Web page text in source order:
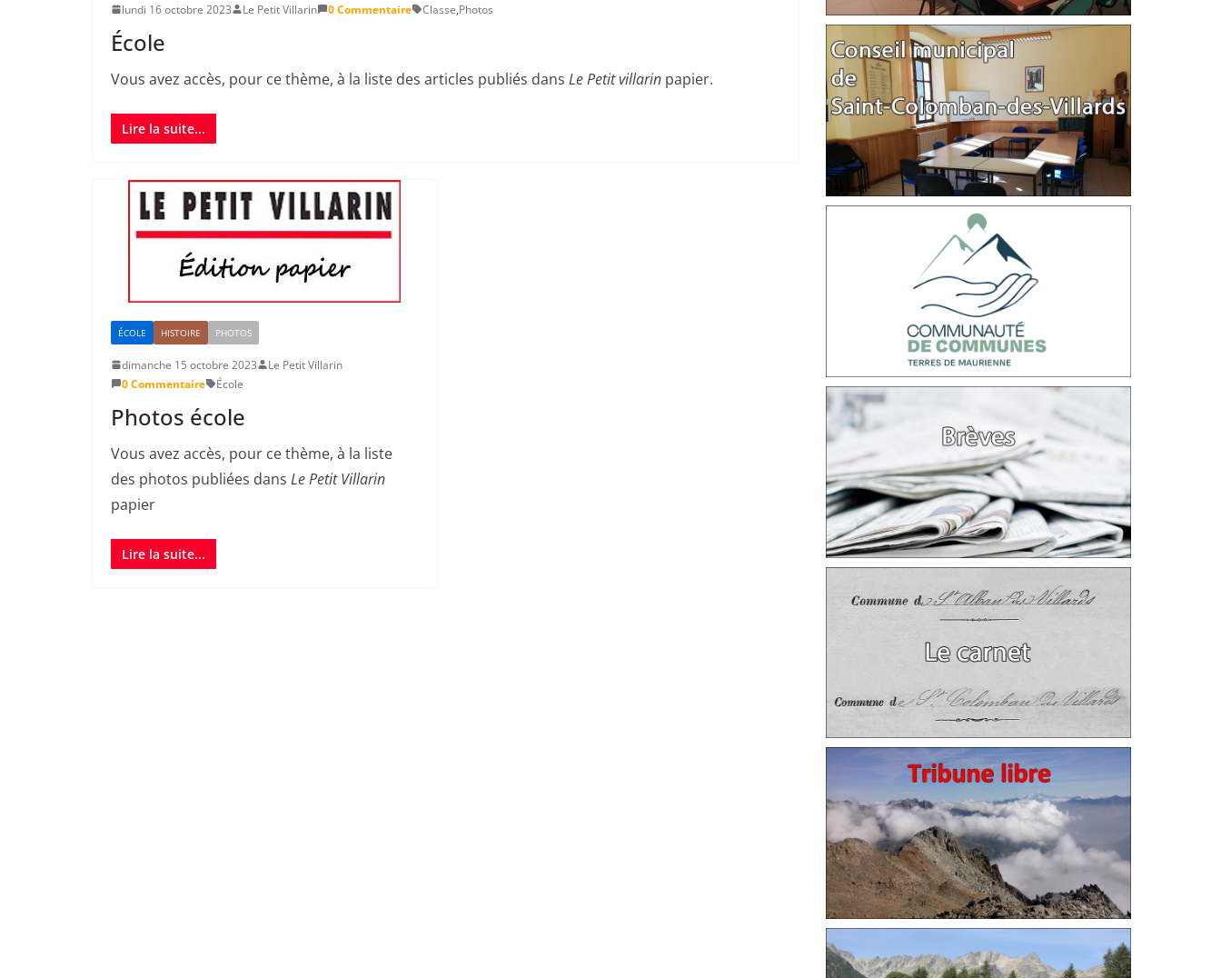
lundi 16 octobre 2023 Le Petit Villarin 0 Commentaire Classe,Photos
École
Vous avez accès, pour ce thème, à la liste des articles publiés dans Le Petit villarin papier.
Lire la suite...
ÉCOLE HISTOIRE PHOTOS
dimanche 15 octobre 2023
Le Petit Villarin
0 Commentaire
École
Photos école
Vous avez accès, pour ce thème, à la liste
des photos publiées dans Le Petit Villarin
papier
Lire la suite...